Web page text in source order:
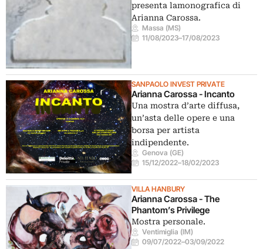
presenta lamonografica di
Arianna Carossa.
Massa (MS)
11/08/2023–17/08/2023
SANPAOLO INVEST PRIVATE
Arianna Carossa - Incanto
Una mostra d’arte diffusa,
un’asta delle opere e una
borsa per artista
indipendente.
Genova (GE)
15/12/2022–18/02/2023
VILLA HANBURY
Arianna Carossa - The
Phantom’s Privilege
Mostra personale.
Ventimiglia (IM)
09/07/2022–03/09/2022